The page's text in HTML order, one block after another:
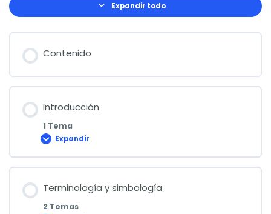
Expandir todo
Lecciones
Contenido
Introducción
1 Tema
Expandir
Introducción
Terminología y simbología
2 Temas